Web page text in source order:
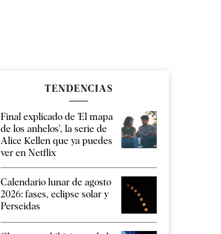
TENDENCIAS
Final explicado de 'El mapa
de los anhelos', la serie de
Alice Kellen que ya puedes
ver en Netflix
Calendario lunar de agosto
2026: fases, eclipse solar y
Perseidas